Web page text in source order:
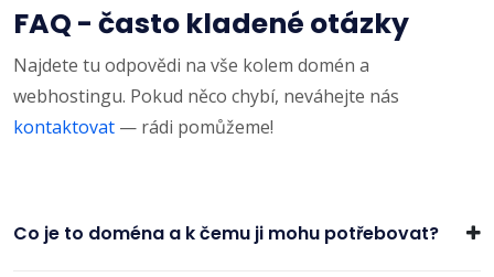
FAQ - často kladené otázky
Najdete tu odpovědi na vše kolem domén a
webhostingu. Pokud něco chybí, neváhejte nás
kontaktovat — rádi pomůžeme!
Co je to doména a k čemu ji mohu potřebovat?